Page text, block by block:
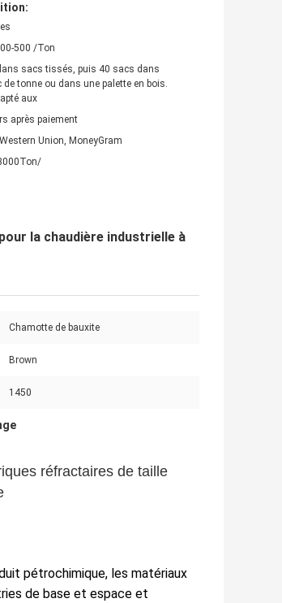
500 /Ton
sacs tissés, puis 40 sacs dans
de tonne ou dans une palette en bois.
aux
après paiement
Union, MoneyGram
la chaudière industrielle à
Chamotte de bauxite
Brown
1450
réfractaires de taille
pétrochimique, les matériaux
de base et espace et